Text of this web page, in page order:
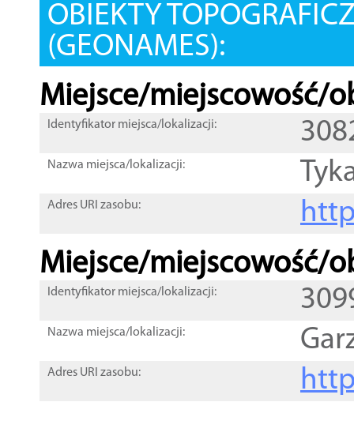
OBIEKTY
(GEONAMES):
Miejsce/miejscowość/
Identyfikator miejsca/lokalizacji:
Nazwa miejsca/lokalizacji:
Adres URI zasobu:
Miejsce/miejscowość/
Identyfikator miejsca/lokalizacji:
Nazwa miejsca/lokalizacji:
Adres URI zasobu: